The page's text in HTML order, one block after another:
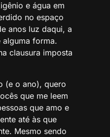
e água em
no espaço
anos luz daqui, a
forma.
clausura imposta
(e o ano), quero
que me leem
que amo e
até às que
Mesmo sendo